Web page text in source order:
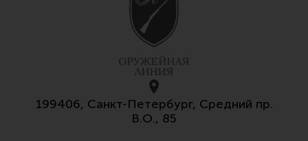
199406, Санкт-Петербург, Средний пр.
В.О., 85